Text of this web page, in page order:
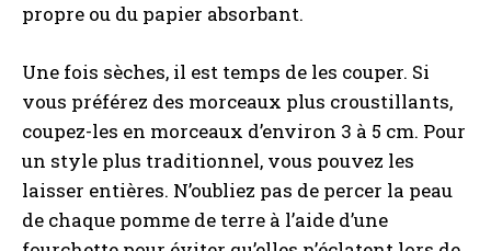
propre ou du papier absorbant.
Une fois sèches, il est temps de les couper. Si
vous préférez des morceaux plus croustillants,
coupez-les en morceaux d’environ 3 à 5 cm. Pour
un style plus traditionnel, vous pouvez les
laisser entières. N’oubliez pas de percer la peau
de chaque pomme de terre à l’aide d’une